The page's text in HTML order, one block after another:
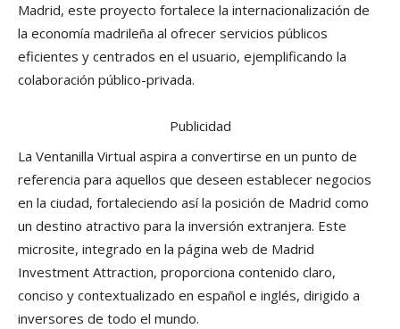
Madrid, este proyecto fortalece la internacionalización de
la economía madrileña al ofrecer servicios públicos
eficientes y centrados en el usuario, ejemplificando la
colaboración público-privada.
Publicidad
La Ventanilla Virtual aspira a convertirse en un punto de
referencia para aquellos que deseen establecer negocios
en la ciudad, fortaleciendo así la posición de Madrid como
un destino atractivo para la inversión extranjera. Este
microsite, integrado en la página web de Madrid
Investment Attraction, proporciona contenido claro,
conciso y contextualizado en español e inglés, dirigido a
inversores de todo el mundo.